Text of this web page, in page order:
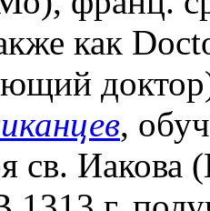
как
,
св. Иакова